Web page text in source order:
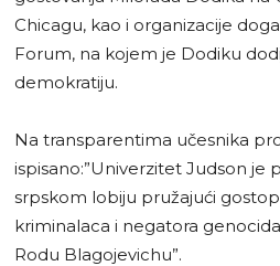
Chicagu, kao i organizacije
Forum, na kojem je Dodiku
demokratiju.
Na transparentima učesnika
ispisano:”Univerzitet Judson je
srpskom lobiju pružajući
kriminalaca i negatora
Rodu Blagojevichu”.